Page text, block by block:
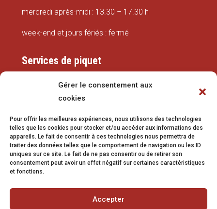
Gérer le consentement aux
cookies
Pour offrir les meilleures expériences, nous utilisons des technologies
telles que les cookies pour stocker et/ou accéder aux informations des
appareils. Le fait de consentir à ces technologies nous permettra de
traiter des données telles que le comportement de navigation ou les ID
uniques sur ce site. Le fait de ne pas consentir ou de retirer son
consentement peut avoir un effet négatif sur certaines caractéristiques
et fonctions.
Accepter
mercredi après-midi : 13.30 – 17.30 h
week-end et jours fériés : fermé
Services de piquet
079 337 66 42
eaux@vetroz.ch
Travaux publics
079 213 92 08